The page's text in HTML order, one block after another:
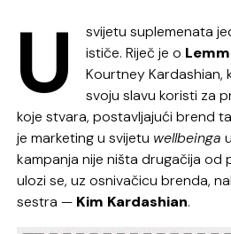
U
svijetu suplemenata
ističe. Riječ je o
Kourtney Kardashian,
svoju slavu koristi za
koje stvara, postavljajući brend
je marketing u svijetu wellbeinga
kampanja nije ništa drugačija od
ulozi se, uz osnivačicu brenda,
sestra — Kim Kardashian.